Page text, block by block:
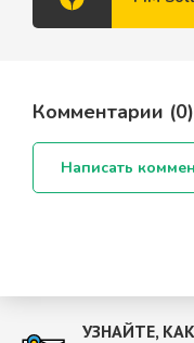
Комментарии (0)
Написать
УЗНАЙТЕ,